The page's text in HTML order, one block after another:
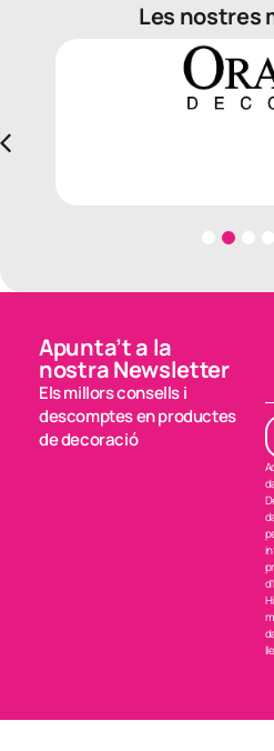
Les nostres
Apunta’t a la
nostra Newsletter
Els millors consells i
descomptes en productes
de decoració